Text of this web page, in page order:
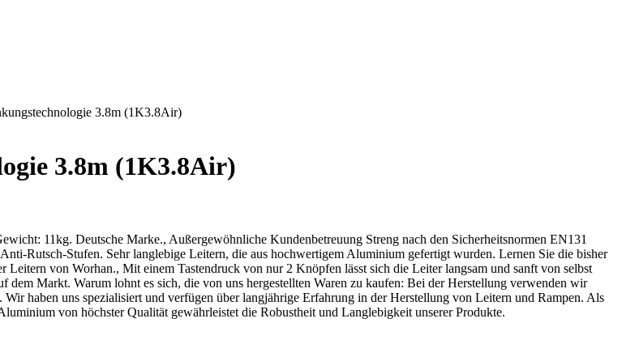
3.8m (1K3.8Air)
3.8m (1K3.8Air)
11kg. Deutsche Marke., Außergewöhnliche Kundenbetreuung Streng nach den Sicherheitsnormen EN131
Rutsch-Stufen. Sehr langlebige Leitern, die aus hochwertigem Aluminium gefertigt wurden. Lernen Sie die bisher
von Worhan., Mit einem Tastendruck von nur 2 Knöpfen lässt sich die Leiter langsam und sanft von selbst
Markt. Warum lohnt es sich, die von uns hergestellten Waren zu kaufen: Bei der Herstellung verwenden wir
haben uns spezialisiert und verfügen über langjährige Erfahrung in der Herstellung von Leitern und Rampen. Als
von höchster Qualität gewährleistet die Robustheit und Langlebigkeit unserer Produkte.